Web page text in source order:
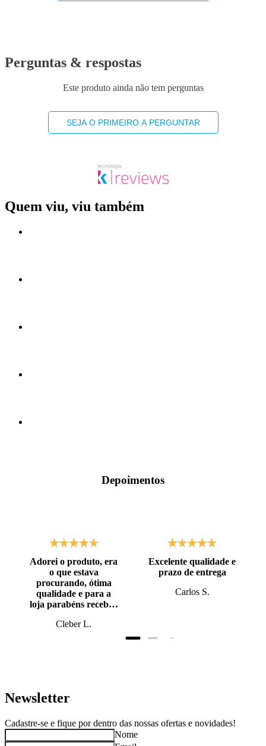
Perguntas & respostas
Este produto ainda não tem perguntas
SEJA O PRIMEIRO A PERGUNTAR
Quem viu, viu também
Depoimentos
Adorei o produto, era
o que estava
procurando, ótima
qualidade e para a
loja parabéns recebi o
prazo, super bem
Cleber L.
Excelente qualidade e
prazo de entrega
Carlos S.
Newsletter
Cadastre-se e fique por dentro das nossas ofertas e novidades!
Nome